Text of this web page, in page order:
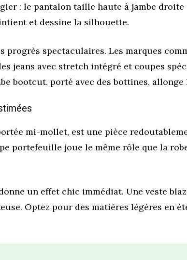
: le pantalon taille haute à jambe droite
et dessine la silhouette.
progrès spectaculaires. Les marques
jeans avec stretch intégré et coupes
bootcut, porté avec des bottines,
mi-mollet, est une pièce
portefeuille joue le même rôle que la
un effet chic immédiat. Une veste
Optez pour des matières légères en